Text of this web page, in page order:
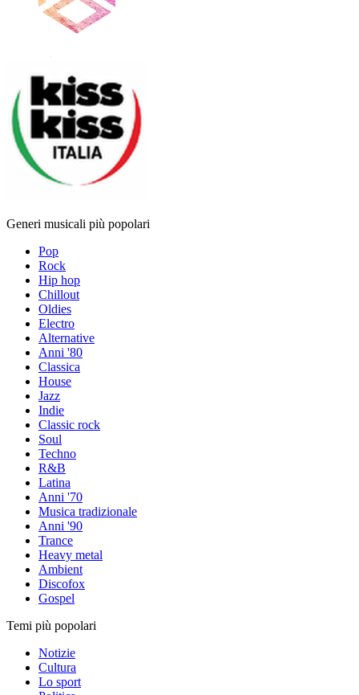
Generi musicali più popolari
Pop
Rock
Hip hop
Chillout
Oldies
Electro
Alternative
Anni '80
Classica
House
Jazz
Indie
Classic rock
Soul
Techno
R&B
Latina
Anni '70
Musica tradizionale
Anni '90
Trance
Heavy metal
Ambient
Discofox
Gospel
Temi più popolari
Notizie
Cultura
Lo sport